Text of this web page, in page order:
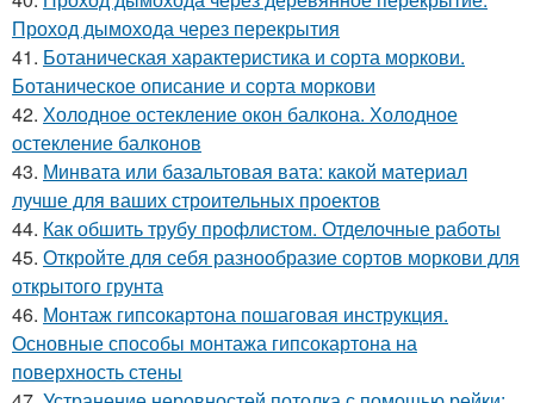
Проход дымохода через перекрытия
41. Ботаническая характеристика и сорта моркови.
Ботаническое описание и сорта моркови
42. Холодное остекление окон балкона. Холодное
остекление балконов
43. Минвата или базальтовая вата: какой материал
лучше для ваших строительных проектов
44. Как обшить трубу профлистом. Отделочные работы
45. Откройте для себя разнообразие сортов моркови для
открытого грунта
46. Монтаж гипсокартона пошаговая инструкция.
Основные способы монтажа гипсокартона на
поверхность стены